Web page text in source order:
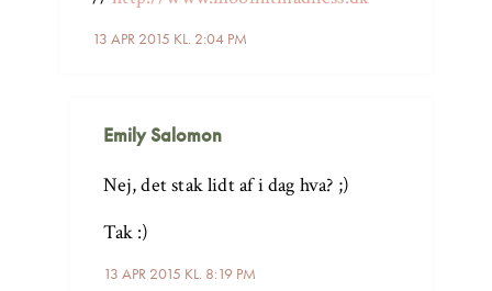
13 APR 2015 KL. 2:04 PM
Emily Salomon
13 APR 2015 KL. 8:19 PM
Nej, det stak lidt af i dag hva? ;)
Tak :)